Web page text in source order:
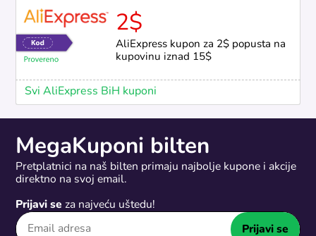
2$
AliExpress kupon za 2$ popusta na
kupovinu iznad 15$
Svi AliExpress BiH kuponi
MegaKuponi bilten
Pretplatnici na naš bilten primaju najbolje kupone i akcije
direktno na svoj email.
Prijavi se za najveću uštedu!
Prijavi se